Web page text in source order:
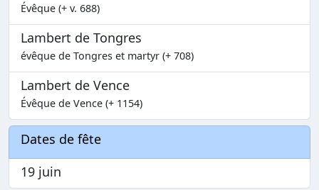
Évêque (+ v. 688)
Lambert de Tongres
évêque de Tongres et martyr (+ 708)
Lambert de Vence
Évêque de Vence (+ 1154)
Dates de fête
19 juin